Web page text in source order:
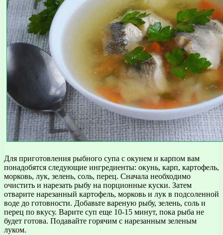
Для приготовления рыбного супа с окунем и карпом вам
понадобятся следующие ингредиенты: окунь, карп, картофель,
морковь, лук, зелень, соль, перец. Сначала необходимо
очистить и нарезать рыбу на порционные куски. Затем
отварите нарезанный картофель, морковь и лук в подсоленной
воде до готовности. Добавьте вареную рыбу, зелень, соль и
перец по вкусу. Варите суп еще 10-15 минут, пока рыба не
будет готова. Подавайте горячим с нарезанным зеленым
луком.